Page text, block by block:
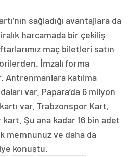
sağladığı avantajlara da
harcamada bir çekiliş
maç biletleri satın
İmzalı forma
Antrenmanlara katılma
var. Papara’da 6 milyon
kartı var. Trabzonspor Kart,
kart. Şu ana kadar 16 bin adet
memnunuz ve daha da
konuştu.